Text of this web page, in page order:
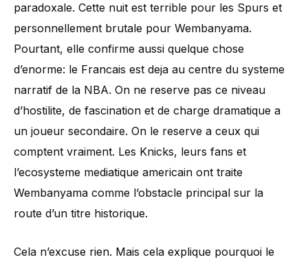
paradoxale. Cette nuit est terrible pour les Spurs et
personnellement brutale pour Wembanyama.
Pourtant, elle confirme aussi quelque chose
d’enorme: le Francais est deja au centre du systeme
narratif de la NBA. On ne reserve pas ce niveau
d’hostilite, de fascination et de charge dramatique a
un joueur secondaire. On le reserve a ceux qui
comptent vraiment. Les Knicks, leurs fans et
l’ecosysteme mediatique americain ont traite
Wembanyama comme l’obstacle principal sur la
route d’un titre historique.
Cela n’excuse rien. Mais cela explique pourquoi le